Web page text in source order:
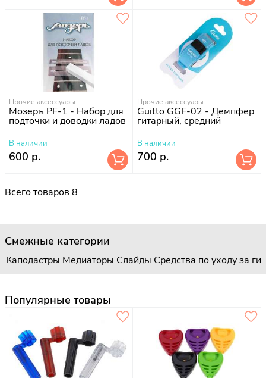
Прочие аксессуары
Мозеръ PF-1 - Набор для
подточки и доводки ладов
В наличии
600 р.
Прочие аксессуары
Guitto GGF-02 - Демпфер
гитарный, средний
В наличии
700 р.
Всего товаров 8
Смежные категории
Каподастры Медиаторы Слайды Средства по уходу за
Популярные товары